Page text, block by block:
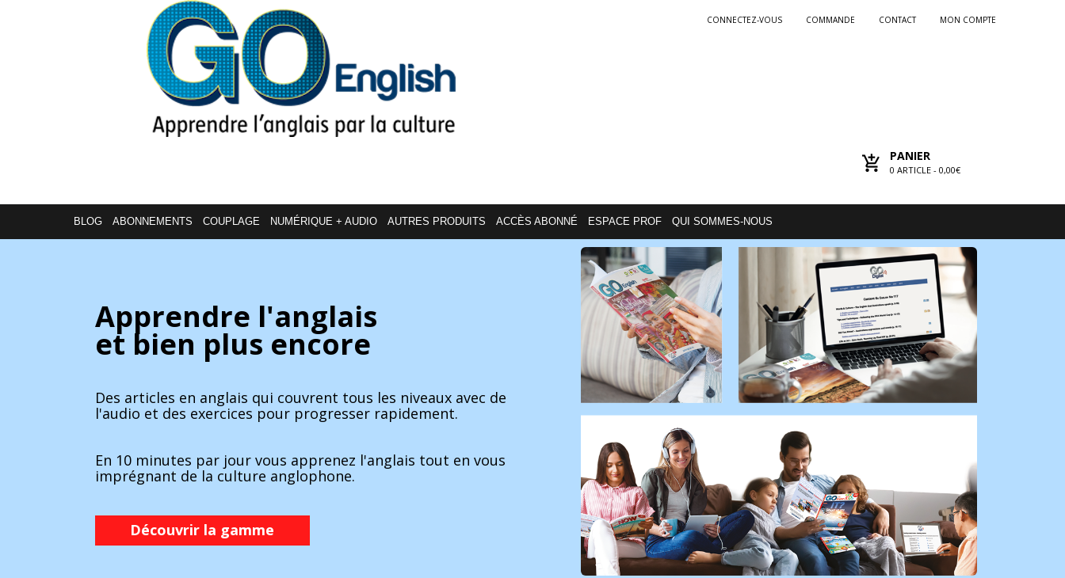
MON COMPTE
CONTACT
COMMANDE
CONNECTEZ-VOUS
PANIER
0 ARTICLE - 0,00€
BLOG ABONNEMENTS COUPLAGE NUMÉRIQUE + AUDIO AUTRES PRODUITS ACCÈS ABONNÉ ESPACE PROF QUI SOMMES-NOUS
Apprendre l'anglais
et bien plus encore
Des articles en anglais qui couvrent tous les niveaux avec de
l'audio et des exercices pour progresser rapidement.
En 10 minutes par jour vous apprenez l'anglais tout en vous
imprégnant de la culture anglophone.
Découvrir la gamme